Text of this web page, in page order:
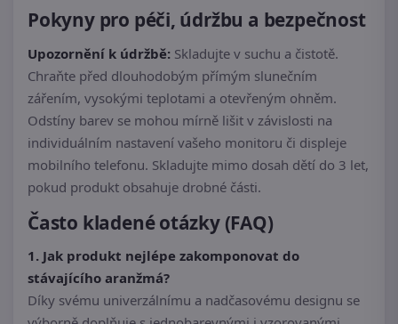
Pokyny pro péči, údržbu a bezpečnost
Upozornění k údržbě: Skladujte v suchu a čistotě.
Chraňte před dlouhodobým přímým slunečním
zářením, vysokými teplotami a otevřeným ohněm.
Odstíny barev se mohou mírně lišit v závislosti na
individuálním nastavení vašeho monitoru či displeje
mobilního telefonu. Skladujte mimo dosah dětí do 3 let,
pokud produkt obsahuje drobné části.
Často kladené otázky (FAQ)
1. Jak produkt nejlépe zakomponovat do
stávajícího aranžmá?
Díky svému univerzálnímu a nadčasovému designu se